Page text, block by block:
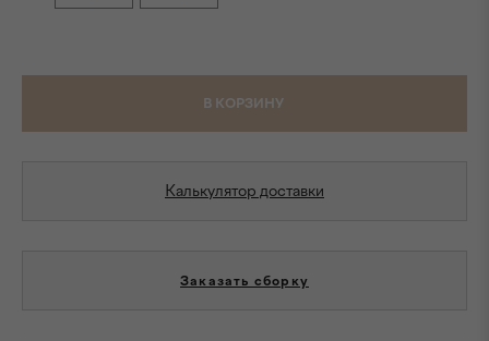
В КОРЗИНУ
Калькулятор доставки
Заказать сборку